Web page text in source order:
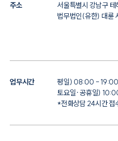
주소
서울특별시 강남구
법무법인(유한) 대륜
업무시간
평일) 08:00 - 19:00
토요일·공휴일)
*전화상담 24시간 접